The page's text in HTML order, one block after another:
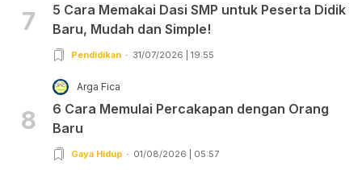
7
5 Cara Memakai Dasi SMP untuk Peserta Didik
Baru, Mudah dan Simple!
Pendidikan 31/07/2026 | 19:55
8
Arga Fica
6 Cara Memulai Percakapan dengan Orang
Baru
Gaya Hidup 01/08/2026 | 05:57